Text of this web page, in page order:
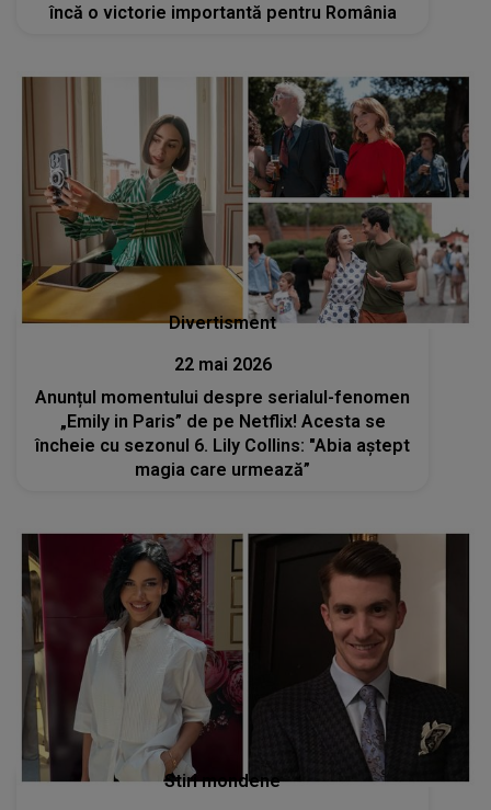
încă o victorie importantă pentru România
Divertisment
22 mai 2026
Anunțul momentului despre serialul-fenomen
„Emily in Paris” de pe Netflix! Acesta se
încheie cu sezonul 6. Lily Collins: "Abia aştept
magia care urmează”
Stiri mondene